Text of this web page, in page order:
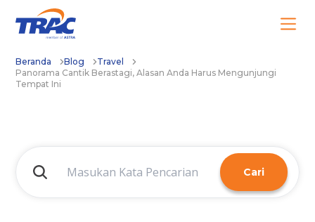
Beranda Blog
Travel
Panorama Cantik Berastagi, Alasan Anda Harus Mengunjungi
Tempat Ini
Cari